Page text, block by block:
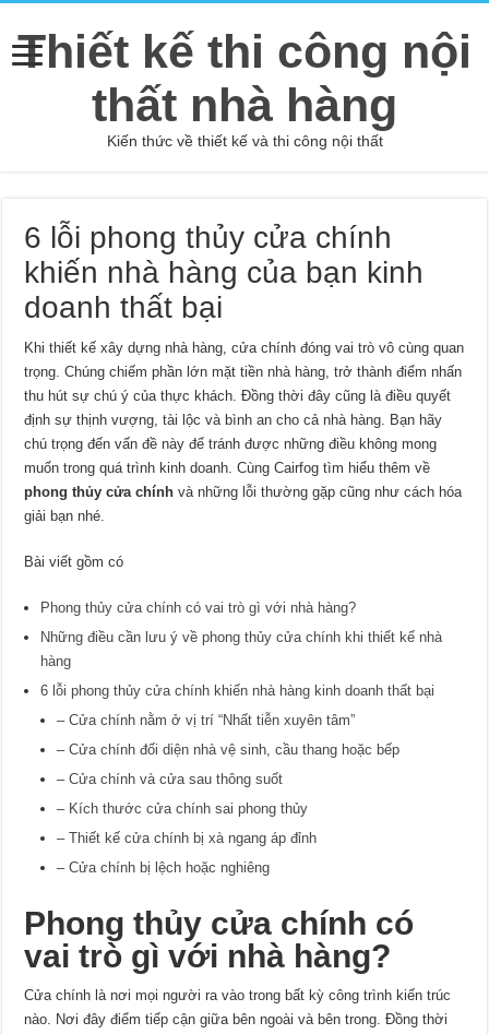
Thiết kế thi công nội
thất nhà hàng
Kiến thức về thiết kế và thi công nội thất
6 lỗi phong thủy cửa chính
khiến nhà hàng của bạn kinh
doanh thất bại
Khi thiết kế xây dựng nhà hàng, cửa chính đóng vai trò vô cùng quan
trọng. Chúng chiếm phần lớn mặt tiền nhà hàng, trở thành điểm nhấn
thu hút sự chú ý của thực khách. Đồng thời đây cũng là điều quyết
định sự thịnh vượng, tài lộc và bình an cho cả nhà hàng. Bạn hãy
chú trọng đến vấn đề này để tránh được những điều không mong
muốn trong quá trình kinh doanh. Cùng Cairfog tìm hiểu thêm về
phong thủy cửa chính và những lỗi thường gặp cũng như cách hóa
giải bạn nhé.
Bài viết gồm có
Phong thủy cửa chính có vai trò gì với nhà hàng?
Những điều cần lưu ý về phong thủy cửa chính khi thiết kế nhà
hàng
6 lỗi phong thủy cửa chính khiến nhà hàng kinh doanh thất bại
– Cửa chính nằm ở vị trí “Nhất tiễn xuyên tâm”
– Cửa chính đối diện nhà vệ sinh, cầu thang hoặc bếp
– Cửa chính và cửa sau thông suốt
– Kích thước cửa chính sai phong thủy
– Thiết kế cửa chính bị xà ngang áp đỉnh
– Cửa chính bị lệch hoặc nghiêng
Phong thủy cửa chính có
vai trò gì với nhà hàng?
Cửa chính là nơi mọi người ra vào trong bất kỳ công trình kiến trúc
nào. Nơi đây điểm tiếp cận giữa bên ngoài và bên trong. Đồng thời